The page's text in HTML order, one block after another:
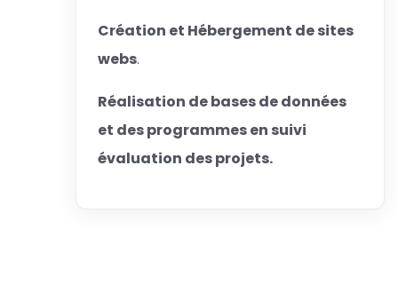
Création et Hébergement de sites
webs.
Réalisation de bases de données
et des programmes en suivi
évaluation des projets.